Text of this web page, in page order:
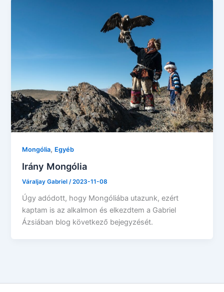
Mongólia, Egyéb
Irány Mongólia
Váraljay Gabriel/2023-11-08
Úgy adódott, hogy Mongóliába utazunk, ezért
kaptam is az alkalmon és elkezdtem a Gabriel
Ázsiában blog következő bejegyzését.